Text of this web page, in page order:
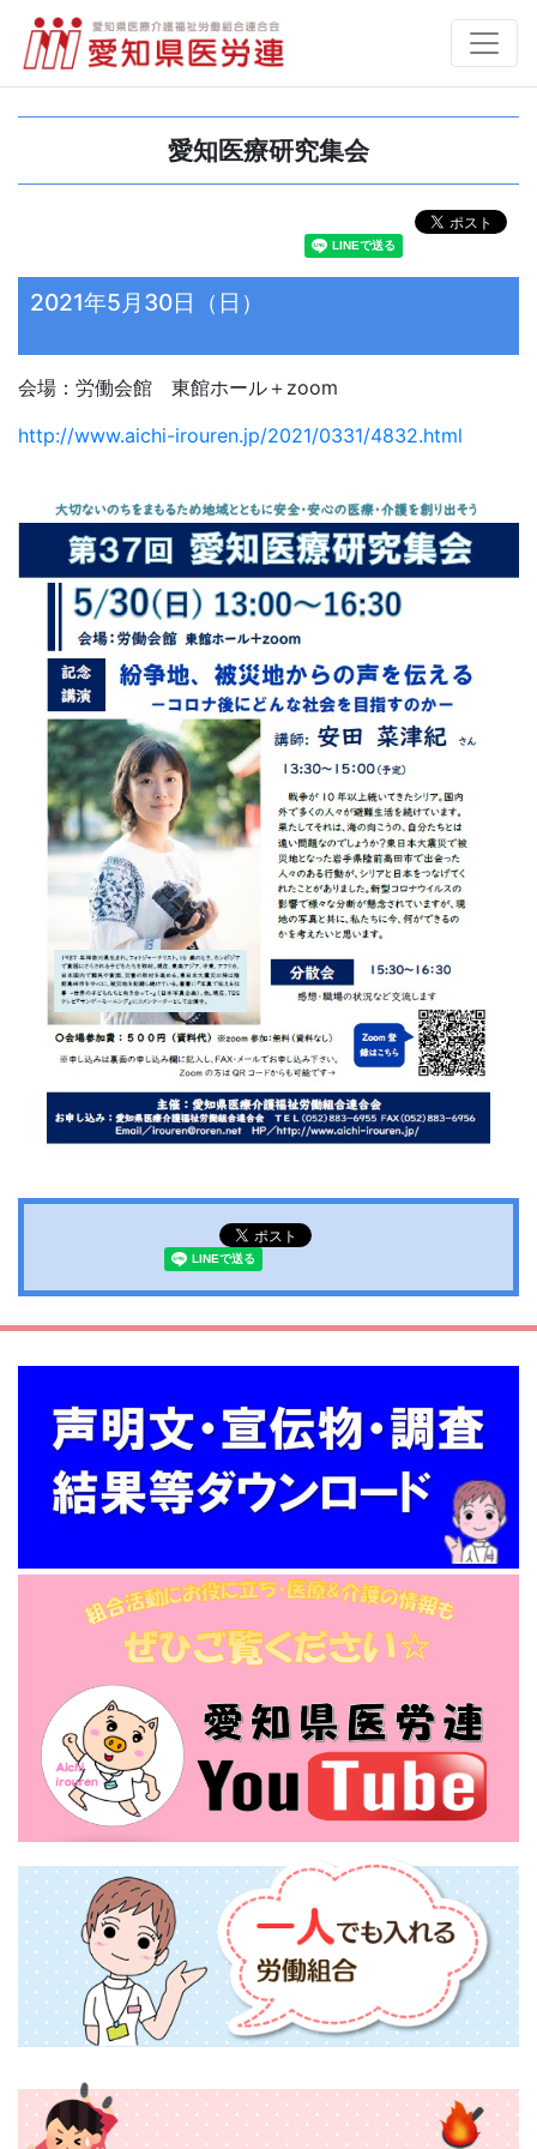
愛知医療研究集会
2021年5月30日（日）
会場：労働会館 東館ホール＋zoom
http://www.aichi-irouren.jp/2021/0331/4832.html